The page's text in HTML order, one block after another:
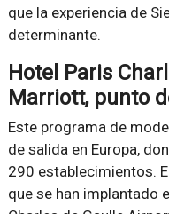
que la experiencia de
determinante.
Hotel Paris
Marriott, punto
Este programa de
de salida en Europa,
290 establecimientos.
que se han implantado